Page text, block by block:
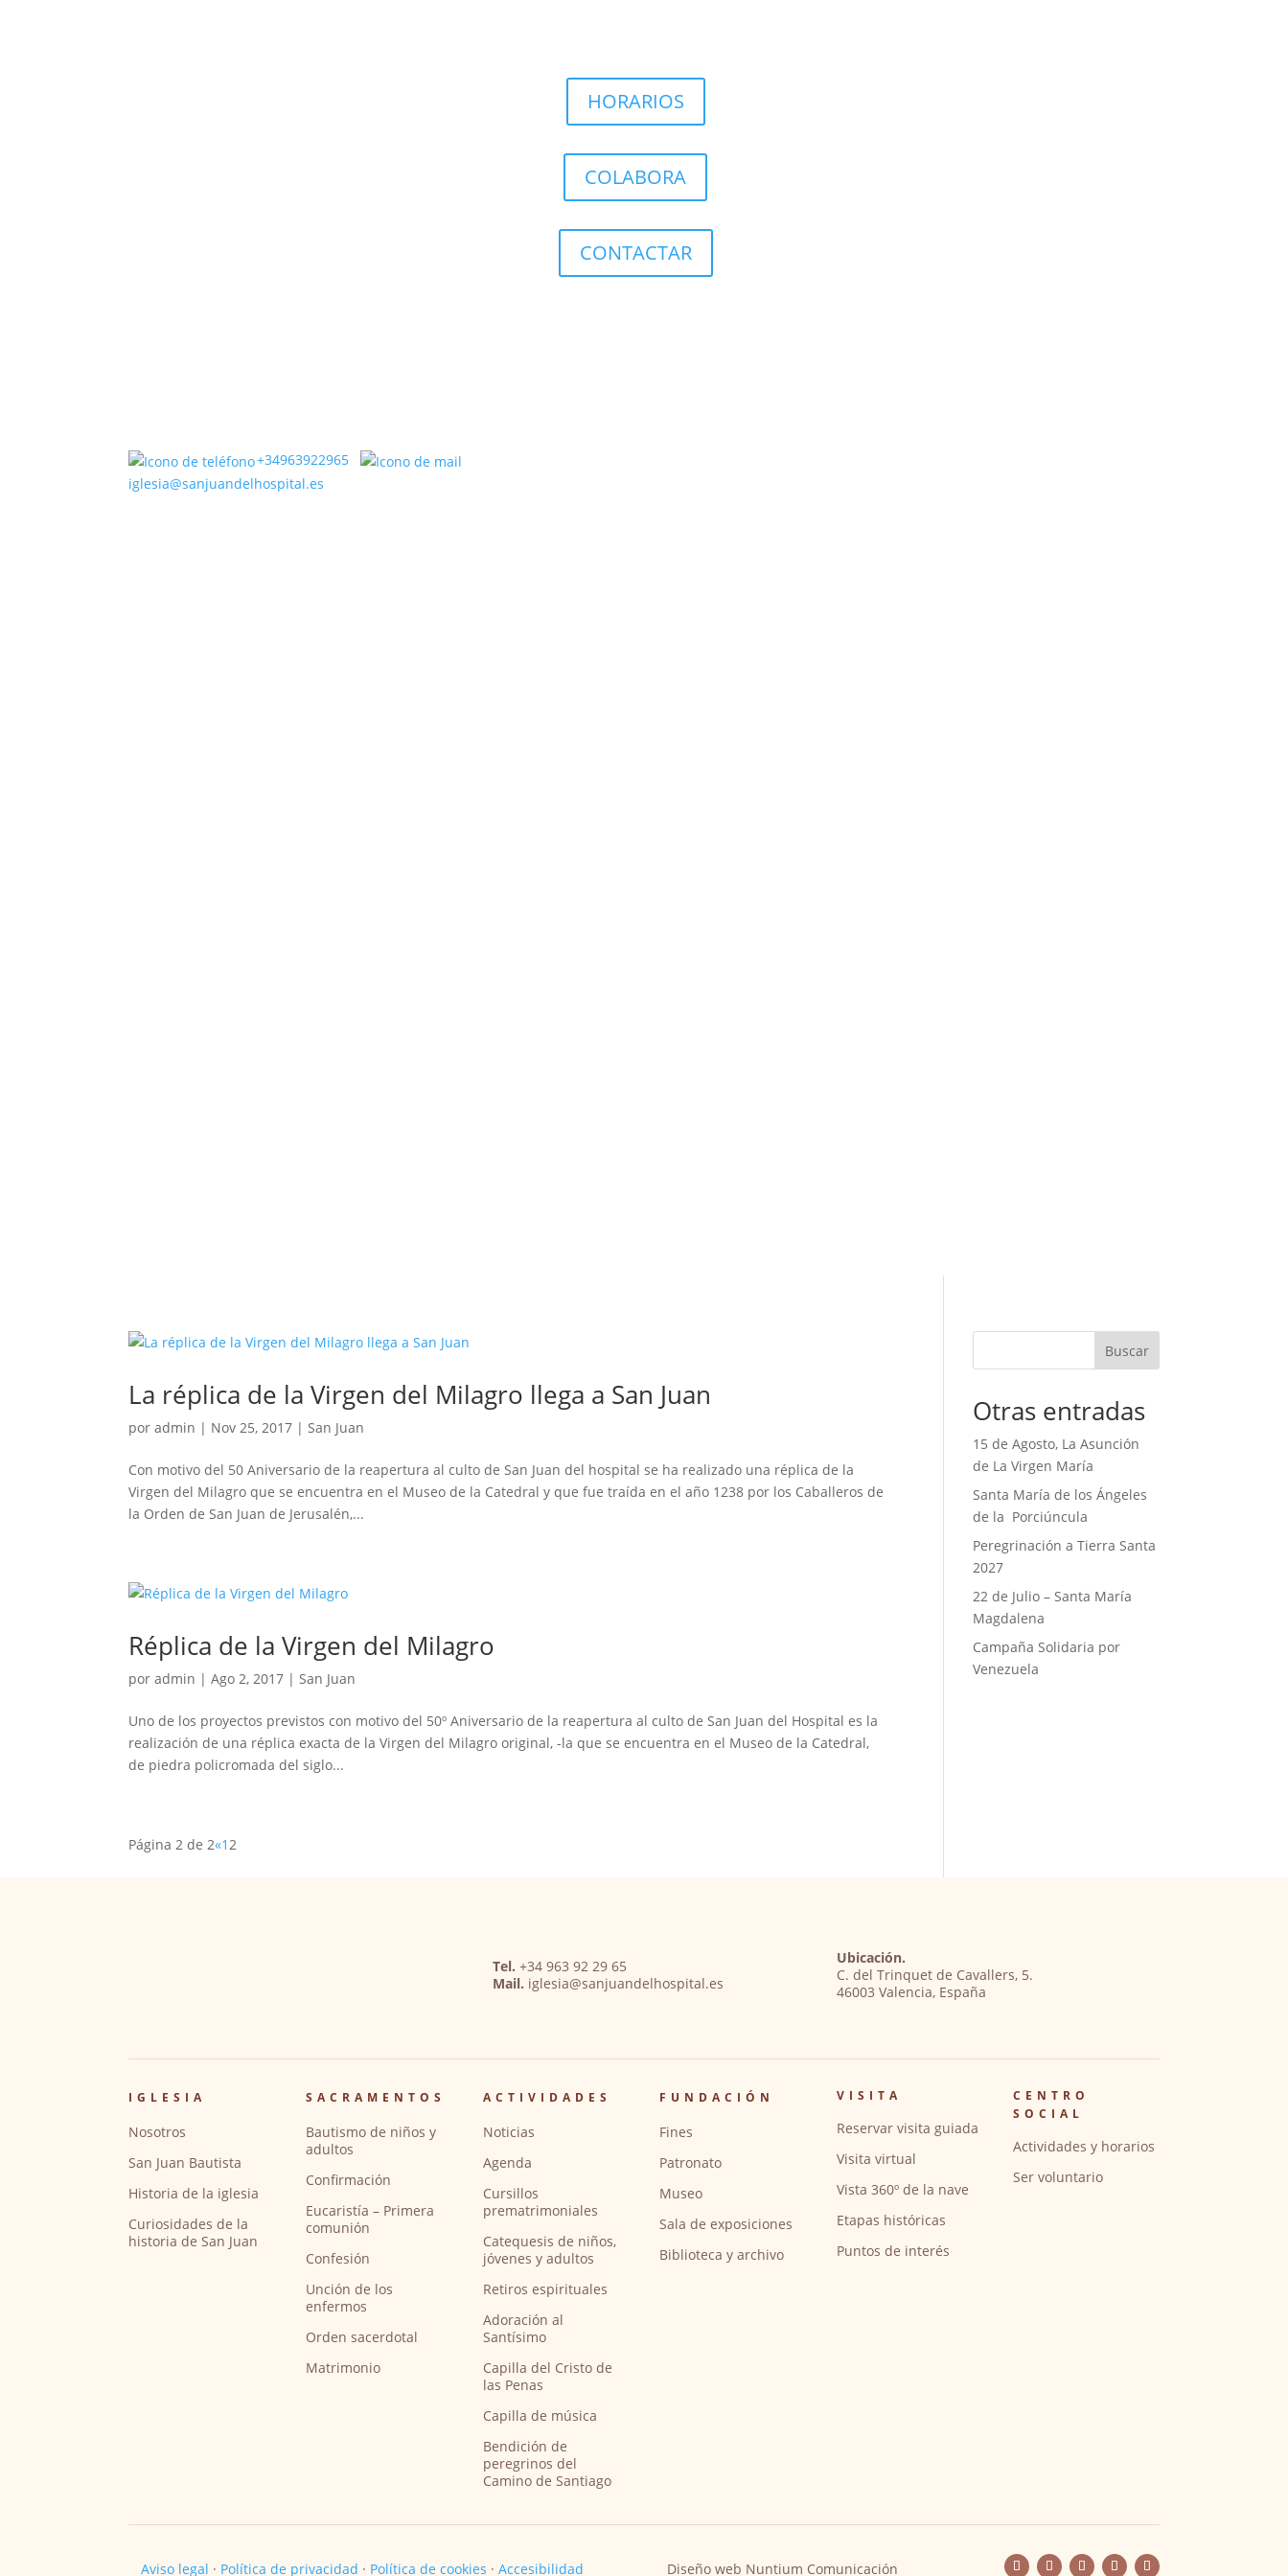
HORARIOS
COLABORA
CONTACTAR
+34963922965
iglesia@sanjuandelhospital.es
La réplica de la Virgen del Milagro llega a San Juan
poradmin | Nov 25, 2017 |San Juan
Con motivo del 50 Aniversario de la reapertura al culto de San Juan del hospital se ha realizado una réplica de la
Virgen del Milagro que se encuentra en el Museo de la Catedral y que fue traída en el año 1238 por los Caballeros de
la Orden de San Juan de Jerusalén,...
Réplica de la Virgen del Milagro
poradmin |Ago 2, 2017 |San Juan
Uno de los proyectos previstos con motivo del 50º Aniversario de la reapertura al culto de San Juan del Hospital es la
realización de una réplica exacta de la Virgen del Milagro original, -la que se encuentra en el Museo de la Catedral,
de piedra policromada del siglo...
Página 2 de 2«12
Buscar
Otras entradas
15 de Agosto, La Asunción
de La Virgen María
Santa María de los Ángeles
de la Porciúncula
Peregrinación a Tierra Santa
2027
22 de Julio – Santa María
Magdalena
Campaña Solidaria por
Venezuela
Tel.+34 963 92 29 65
Mail. iglesia@sanjuandelhospital.es
Ubicación.
C. del Trinquet de Cavallers, 5.
46003 Valencia, España
IGLESIA
Nosotros
San Juan Bautista
Historia de la iglesia
Curiosidades de la
historia de San Juan
SACRAMENTOS
Bautismo de niños y
adultos
Confirmación
Eucaristía – Primera
comunión
Confesión
Unción de los
enfermos
Orden sacerdotal
Matrimonio
ACTIVIDADES
Noticias
Agenda
Cursillos
prematrimoniales
Catequesis de niños,
jóvenes y adultos
Retiros espirituales
Adoración al
Santísimo
Capilla del Cristo de
las Penas
Capilla de música
Bendición de
peregrinos del
Camino de Santiago
FUNDACIÓN
Fines
Patronato
Museo
Sala de exposiciones
Biblioteca y archivo
VISITA
Reservar visita guiada
Visita virtual
Vista 360º de la nave
Etapas históricas
Puntos de interés
CENTRO
SOCIAL
Actividades y horarios
Ser voluntario
Aviso legal · Política de privacidad · Política de cookies ·Accesibilidad Diseño web Nuntium Comunicación